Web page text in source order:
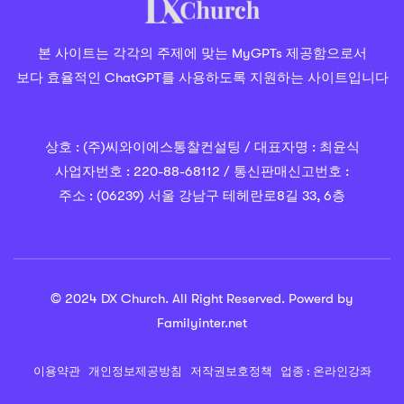
본 사이트는 각각의 주제에 맞는 MyGPTs 제공함으로서
보다 효율적인 ChatGPT를 사용하도록 지원하는 사이트입니다
상호 : (주)씨와이에스통찰컨설팅 / 대표자명 : 최윤식
사업자번호 : 220-88-68112 / 통신판매신고번호 :
주소 : (06239) 서울 강남구 테헤란로8길 33, 6층
© 2024 DX Church. All Right Reserved. Powerd by
Familyinter.net
이용약관 개인정보제공방침 저작권보호정책 업종 : 온라인강좌